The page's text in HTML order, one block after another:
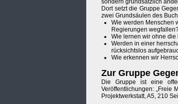
sondern grundsätzlich
Dort setzt die Gruppe
zwei Grundsäulen des
Wie werden Menschen
Regierungen
Wie lernen wir ohne
Werden in einer
rücksichtslos
Wie erkennen wir
Zur Gruppe
Die Gruppe ist eine
Veröffentlichungen: „Freie
Projektwerkstatt, A5, 210